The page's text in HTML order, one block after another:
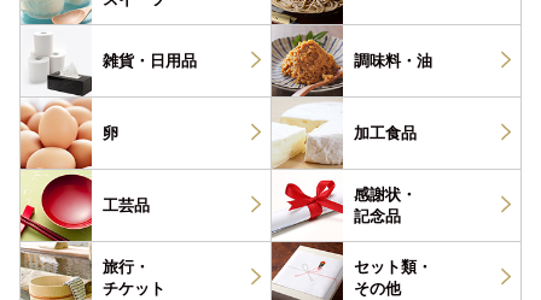
雑貨・ 日用品 調味料・ 油
卵 加工食品
工芸品
感謝状・
記念品
旅行・
チケット
セット類・
その他